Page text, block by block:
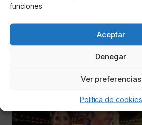
funciones.
Aceptar
Denegar
Ver preferencias
Política de cookies
E